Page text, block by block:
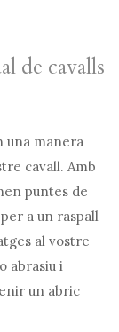
de cavalls
una manera
cavall. Amb
puntes de
a un raspall
al vostre
abrasiu i
un abric